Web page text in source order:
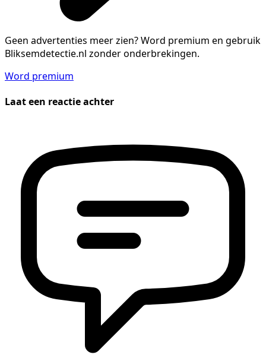
Geen advertenties meer zien?Word premium en gebruik
Bliksemdetectie.nl zonder onderbrekingen.
Word premium
Laat een reactie achter